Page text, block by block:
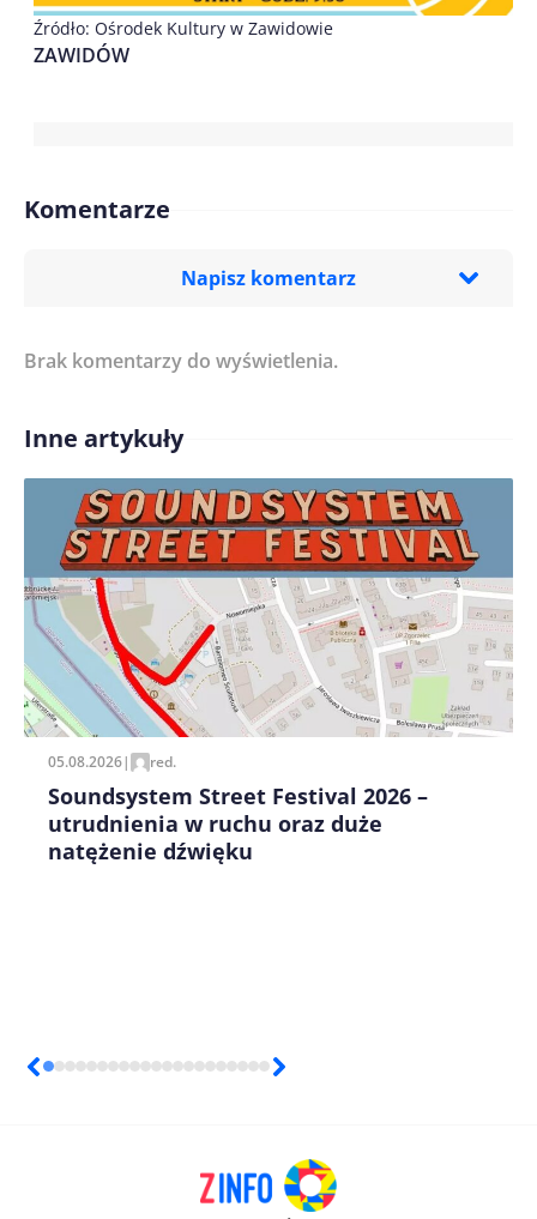
Źródło: Ośrodek Kultury w Zawidowie
ZAWIDÓW
Komentarze
Napisz komentarz
Treść komentarza*
Imię/ Nick*
Zapamiętaj moje dane w tej przeglądarce podczas
pisania kolejnych komentarzy.
Brak komentarzy do wyświetlenia.
Inne artykuły
05.08.2026| red.
Soundsystem Street Festival 2026 –
utrudnienia w ruchu oraz duże
natężenie dźwięku